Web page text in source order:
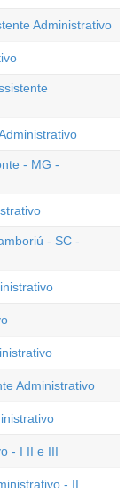
Administrativo
- MG -
- SC -
Administrativo
- I II e III
- II